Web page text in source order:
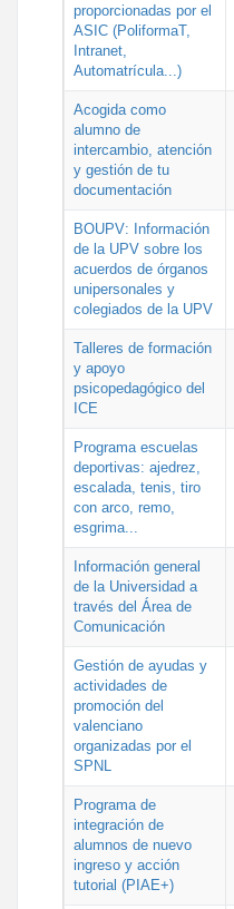
proporcionadas por el
ASIC (PoliformaT,
Intranet,
Automatrícula...)
Acogida como
alumno de
intercambio, atención
y gestión de tu
documentación
BOUPV: Información
de la UPV sobre los
acuerdos de órganos
unipersonales y
colegiados de la UPV
Talleres de formación
y apoyo
psicopedagógico del
ICE
Programa escuelas
deportivas: ajedrez,
escalada, tenis, tiro
con arco, remo,
esgrima...
Información general
de la Universidad a
través del Área de
Comunicación
Gestión de ayudas y
actividades de
promoción del
valenciano
organizadas por el
SPNL
Programa de
integración de
alumnos de nuevo
ingreso y acción
tutorial (PIAE+)